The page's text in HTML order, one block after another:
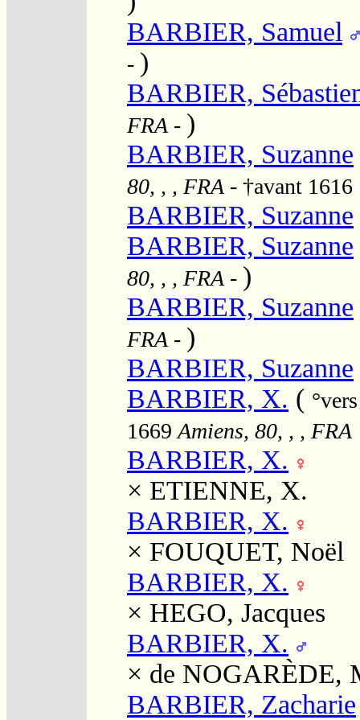
BARBIER, Samuel
- )
BARBIER,
FRA - )
BARBIER, Suzanne
80, , , FRA - †avant 1616
BARBIER, Suzanne
BARBIER, Suzanne
80, , , FRA - )
BARBIER, Suzanne
FRA - )
BARBIER, Suzanne
BARBIER, X. (
1669 Amiens, 80, , , FRA
BARBIER, X.
× ETIENNE, X.
BARBIER, X.
× FOUQUET, Noël
BARBIER, X.
× HEGO, Jacques
BARBIER, X.
× de NOGARÈDE,
BARBIER, Zacharie